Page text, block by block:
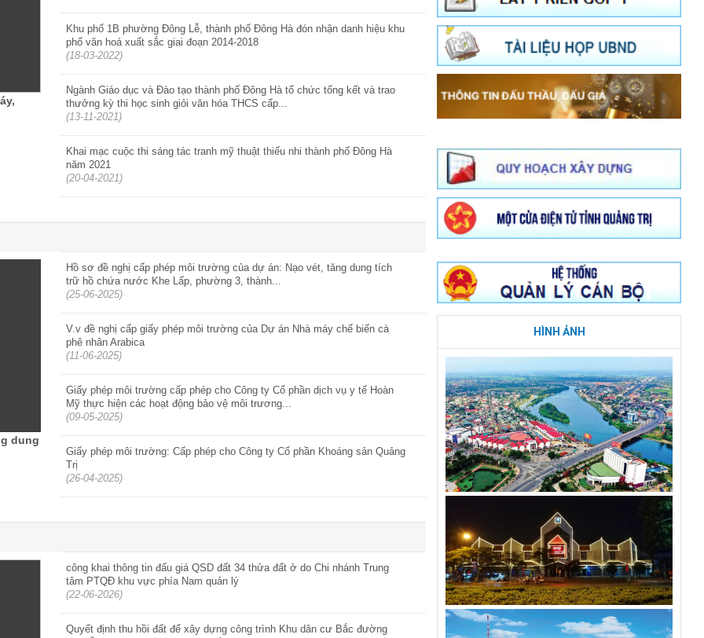
Khu phố 1B phường Đông Lễ, thành phố Đông Hà đón nhận danh hiệu khu
phố văn hoá xuất sắc giai đoạn 2014-2018
(18-03-2022)
Ngành Giáo dục và Đào tạo thành phố Đông Hà tổ chức tổng kết và trao
thưởng kỳ thi học sinh giỏi văn hóa THCS cấp...
(13-11-2021)
Khai mạc cuộc thi sáng tác tranh mỹ thuật thiếu nhi thành phố Đông Hà
năm 2021
(20-04-2021)
dung
Hồ sơ đề nghị cấp phép môi trường của dự án: Nạo vét, tăng dung tích
trữ hồ chứa nước Khe Lấp, phường 3, thành...
(25-06-2025)
V.v đề nghị cấp giấy phép môi trường của Dự án Nhà máy chế biến cà
phê nhân Arabica
(11-06-2025)
Giấy phép môi trường cấp phép cho Công ty Cổ phần dịch vụ y tế Hoàn
Mỹ thực hiện các hoạt động bảo vệ môi trương...
(09-05-2025)
Giấy phép môi trường: Cấp phép cho Công ty Cổ phần Khoáng sản Quảng
Trị
(26-04-2025)
công khai thông tin đấu giá QSD đất 34 thửa đất ở do Chi nhánh Trung
tâm PTQĐ khu vực phía Nam quản lý
(22-06-2026)
Quyết định thu hồi đất để xây dựng công trình Khu dân cư Bắc đường
HÌNH ẢNH